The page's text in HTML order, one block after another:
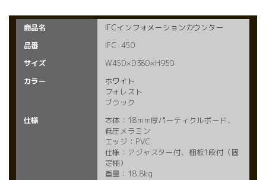
商品名
IFCインフォメーションカウンター
品番
IFC-450
サイズ
W450×D380×H950
カラー
ホワイト
フォレスト
ブラック
仕様
本体：18mm厚パーティクルボード、
低圧メラミン
エッジ：PVC
仕様：アジャスター付、棚板1段付（固
定棚）
重量：18.8kg